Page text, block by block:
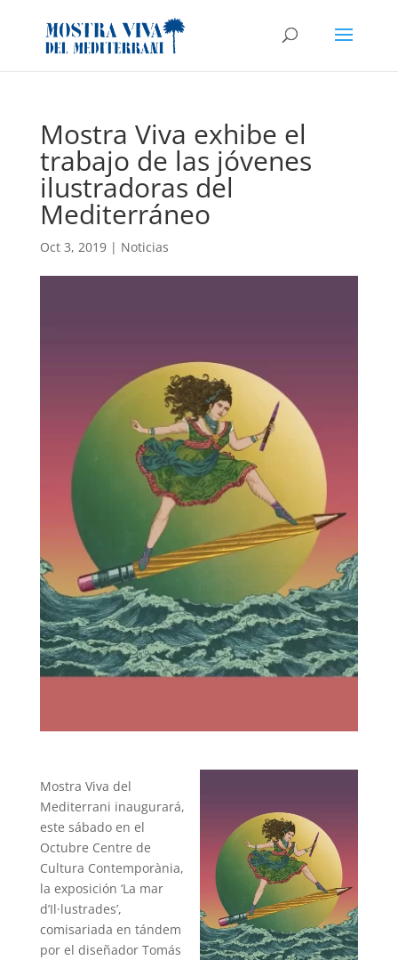
Mostra Viva exhibe el
trabajo de las jóvenes
ilustradoras del
Mediterráneo
Oct 3, 2019| Noticias
Mostra Viva del
Mediterrani inaugurará,
este sábado en el
Octubre Centre de
Cultura Contemporània,
la exposición ‘La mar
d’Il·lustrades’,
comisariada en tándem
por el diseñador Tomás